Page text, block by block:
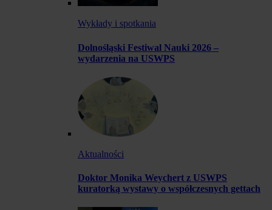
Wykłady i spotkania
Dolnośląski Festiwal Nauki 2026 –
wydarzenia na USWPS
Aktualności
Doktor Monika Weychert z USWPS
kuratorką wystawy o współczesnych gettach